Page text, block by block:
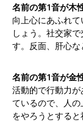
名前の第1音が木
向上心にあふれ
しょう。社交家
す。反面、肝心な
名前の第1音が金
活動的で行動力
ているので、人
をやろうとすると